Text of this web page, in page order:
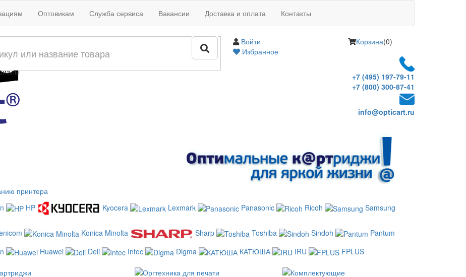
Оптовикам Служба сервиса Вакансии Доставка и оплата Контакты
Войти
Избранное
Корзина(0)
+7 (495) 197-79-11
+7 (800) 300-87-41
info@opticart.ru
принтера
HP Kyocera Lexmark Panasonic Ricoh Samsung
Konica Minolta Sharp Toshiba Sindoh
Pantum
Huawei Deli Intec Digma КАТЮША IRU
FPLUS